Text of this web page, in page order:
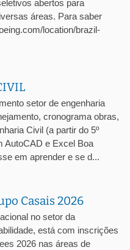
abertos para
áreas. Para saber
location/brazil-
setor de engenharia
cronograma obras,
Civil (a partir do 5º
AutoCAD e Excel Boa
em aprender e se d...
Casais 2026
no setor da
está com inscrições
2026 nas áreas de